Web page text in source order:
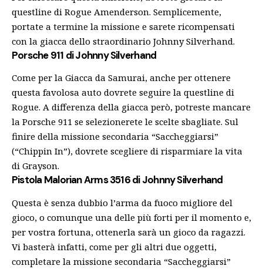
questline di Rogue Amenderson. Semplicemente,
portate a termine la missione e sarete ricompensati
con la giacca dello straordinario Johnny Silverhand.
Porsche 911 di Johnny Silverhand
Come per la Giacca da Samurai, anche per ottenere
questa favolosa auto dovrete seguire la questline di
Rogue. A differenza della giacca però, potreste mancare
la Porsche 911 se selezionerete le scelte sbagliate. Sul
finire della missione secondaria “Saccheggiarsi”
(“Chippin In”), dovrete scegliere di risparmiare la vita
di Grayson.
Pistola Malorian Arms 3516 di Johnny Silverhand
Questa è senza dubbio l’arma da fuoco migliore del
gioco, o comunque una delle più forti per il momento e,
per vostra fortuna, ottenerla sarà un gioco da ragazzi.
Vi basterà infatti, come per gli altri due oggetti,
completare la missione secondaria “Saccheggiarsi”